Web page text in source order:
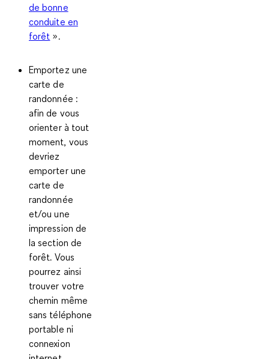
de bonne
conduite en
forêt ».
Emportez une
carte de
randonnée :
afin de vous
orienter à tout
moment, vous
devriez
emporter une
carte de
randonnée
et/ou une
impression de
la section de
forêt. Vous
pourrez ainsi
trouver votre
chemin même
sans téléphone
portable ni
connexion